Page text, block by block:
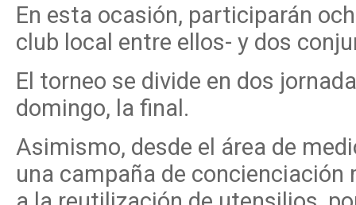
En esta ocasión, participarán
club local entre ellos- y dos
El torneo se divide en dos
domingo, la final.
Asimismo, desde el área de
una campaña de